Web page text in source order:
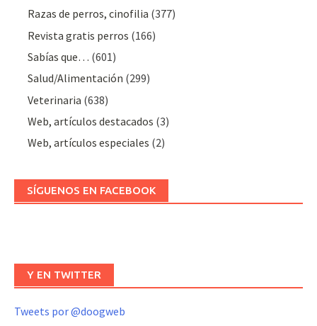
Razas de perros, cinofilia (377)
Revista gratis perros (166)
Sabías que… (601)
Salud/Alimentación (299)
Veterinaria (638)
Web, artículos destacados (3)
Web, artículos especiales (2)
SÍGUENOS EN FACEBOOK
Y EN TWITTER
Tweets por @doogweb